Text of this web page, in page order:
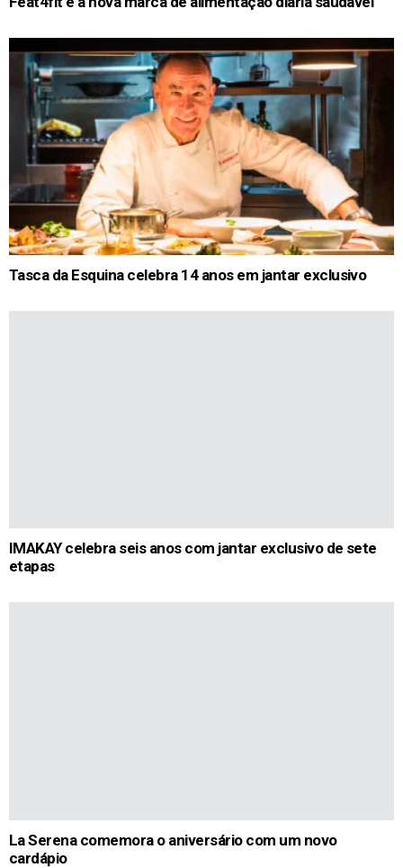
Tasca da Esquina celebra 14 anos em jantar exclusivo
IMAKAY celebra seis anos com jantar exclusivo de sete
etapas
La Serena comemora o aniversário com um novo
cardápio